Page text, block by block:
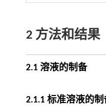
2 方法和结果
2.1 溶液的制备
2.1.1 标准溶液的制